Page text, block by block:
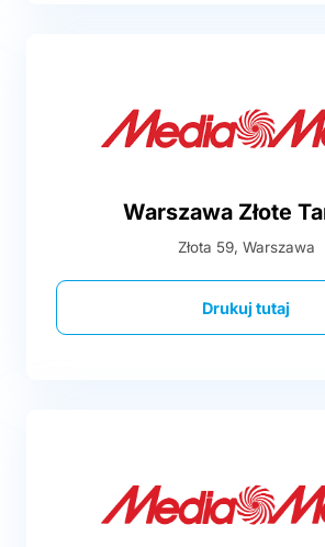
Warszawa Złote
Złota 59, Warszawa
Drukuj tutaj